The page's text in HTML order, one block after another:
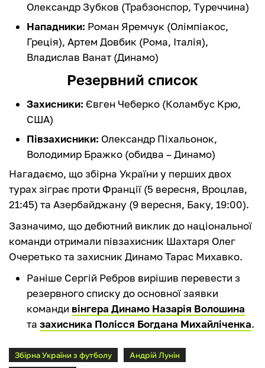
Олександр Зубков (Трабзонспор, Туреччина)
Нападники: Роман Яремчук (Олімпіакос,
Греція), Артем Довбик (Рома, Італія),
Владислав Ванат (Динамо)
Резервний список
Захисники: Євген Чеберко (Коламбус Крю,
США)
Півзахисники: Олександр Піхальонок,
Володимир Бражко (обидва – Динамо)
Нагадаємо, що збірна України у перших двох
турах зіграє проти Франції (5 вересня, Вроцлав,
21:45) та Азербайджану (9 вересня, Баку, 19:00).
Зазначимо, що дебютний виклик до національної
команди отримали півзахисник Шахтаря Олег
Очеретько та захисник Динамо Тарас Михавко.
Раніше Сергій Ребров вирішив перевести з
резервного списку до основної заявки
команди вінгера Динамо Назарія Волошина
та захисника Полісся Богдана Михайліченка.
Збірна України з футболу
Андрій Лунін